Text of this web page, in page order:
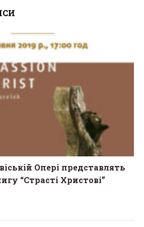
e
Опері представлять
“Страсті Христові”